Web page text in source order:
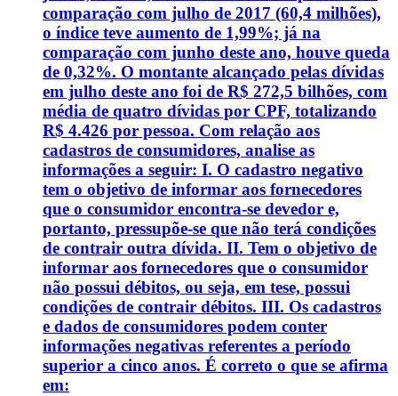
comparação com julho de 2017 (60,4 milhões),
o índice teve aumento de 1,99%; já na
comparação com junho deste ano, houve queda
de 0,32%. O montante alcançado pelas dívidas
em julho deste ano foi de R$ 272,5 bilhões, com
média de quatro dívidas por CPF, totalizando
R$ 4.426 por pessoa. Com relação aos
cadastros de consumidores, analise as
informações a seguir: I. O cadastro negativo
tem o objetivo de informar aos fornecedores
que o consumidor encontra-se devedor e,
portanto, pressupõe-se que não terá condições
de contrair outra dívida. II. Tem o objetivo de
informar aos fornecedores que o consumidor
não possui débitos, ou seja, em tese, possui
condições de contrair débitos. III. Os cadastros
e dados de consumidores podem conter
informações negativas referentes a período
superior a cinco anos. É correto o que se afirma
em: